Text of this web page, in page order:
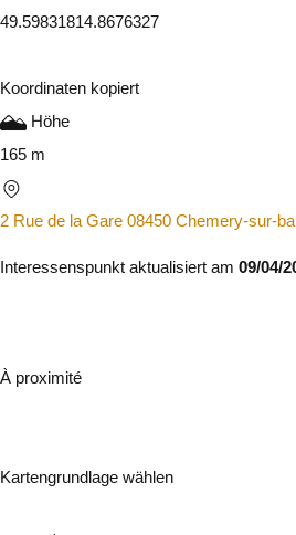
49.59831814.8676327
Koordinaten kopiert
Höhe
165 m
2 Rue de la Gare 08450 Chemery-sur-
Interessenspunkt aktualisiert am 09/04/
À proximité
Kartengrundlage wählen